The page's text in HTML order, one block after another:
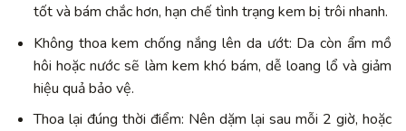
tốt và bám chắc hơn, hạn chế tình trạng kem bị trôi nhanh.
Không thoa kem chống nắng lên da ướt: Da còn ẩm mồ
hôi hoặc nước sẽ làm kem khó bám, dễ loang lổ và giảm
hiệu quả bảo vệ.
Thoa lại đúng thời điểm: Nên dặm lại sau mỗi 2 giờ, hoặc